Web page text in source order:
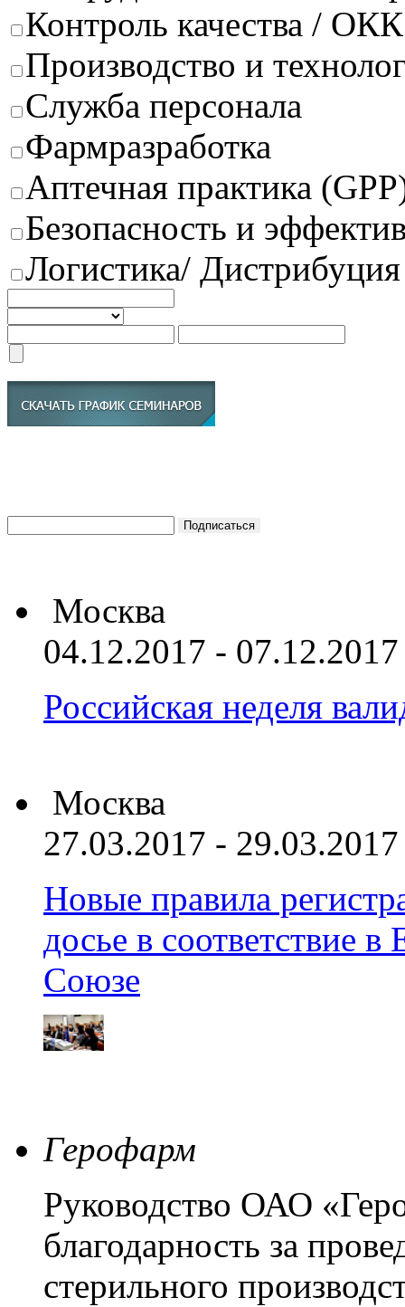
Контроль качества / ОКК
Производство и
Служба персонала
Фармразработка
Аптечная практика
Безопасность и
Логистика/
Москва
04.12.2017 - 07.12.2017
Российская неделя
Москва
27.03.2017 - 29.03.2017
Новые правила
досье в соответствие
Союзе
Герофарм
Руководство ОАО
благодарность за
стерильного